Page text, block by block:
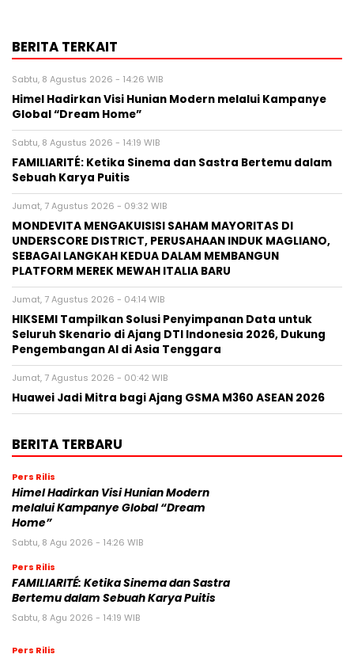
BERITA TERKAIT
Sabtu, 8 Agustus 2026 - 14:26 WIB
Himel Hadirkan Visi Hunian Modern melalui Kampanye
Global “Dream Home”
Sabtu, 8 Agustus 2026 - 14:19 WIB
FAMILIARITÉ: Ketika Sinema dan Sastra Bertemu dalam
Sebuah Karya Puitis
Jumat, 7 Agustus 2026 - 09:32 WIB
MONDEVITA MENGAKUISISI SAHAM MAYORITAS DI
UNDERSCORE DISTRICT, PERUSAHAAN INDUK MAGLIANO,
SEBAGAI LANGKAH KEDUA DALAM MEMBANGUN
PLATFORM MEREK MEWAH ITALIA BARU
Jumat, 7 Agustus 2026 - 04:14 WIB
HIKSEMI Tampilkan Solusi Penyimpanan Data untuk
Seluruh Skenario di Ajang DTI Indonesia 2026, Dukung
Pengembangan AI di Asia Tenggara
Jumat, 7 Agustus 2026 - 00:42 WIB
Huawei Jadi Mitra bagi Ajang GSMA M360 ASEAN 2026
BERITA TERBARU
Pers Rilis
Himel Hadirkan Visi Hunian Modern
melalui Kampanye Global “Dream
Home”
Sabtu, 8 Agu 2026 - 14:26 WIB
Pers Rilis
FAMILIARITÉ: Ketika Sinema dan Sastra
Bertemu dalam Sebuah Karya Puitis
Sabtu, 8 Agu 2026 - 14:19 WIB
Pers Rilis